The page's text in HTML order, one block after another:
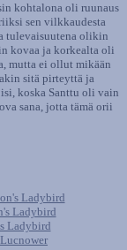
kohtalona oli ruunaus
sen vilkkaudesta
tulevaisuutena olikin
kovaa ja korkealta oli
mutta ei ollut mikään
sitä pirteyttä ja
koska Santtu oli vain
sana, jotta tämä orii
Ladybird
Ladybird
Ladybird